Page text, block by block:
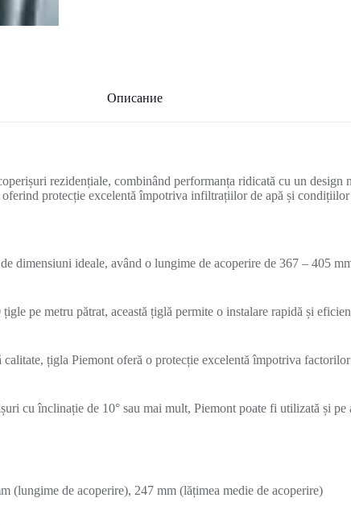
Описание
rezidențiale, combinând performanța ridicată cu un design
protecție excelentă împotriva infiltrațiilor de apă și
dimensiuni ideale, având o lungime de acoperire de 367 – 405
pe metru pătrat, această țiglă permite o instalare rapidă și
țigla Piemont oferă o protecție excelentă împotriva
cu înclinație de 10° sau mai mult, Piemont poate fi utilizată și
de acoperire), 247 mm (lățimea medie de acoperire)